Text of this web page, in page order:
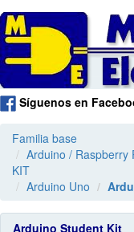
Síguenos en
Familia base
Arduino / Raspberry
KIT
Arduino Uno
Arduino Student Kit